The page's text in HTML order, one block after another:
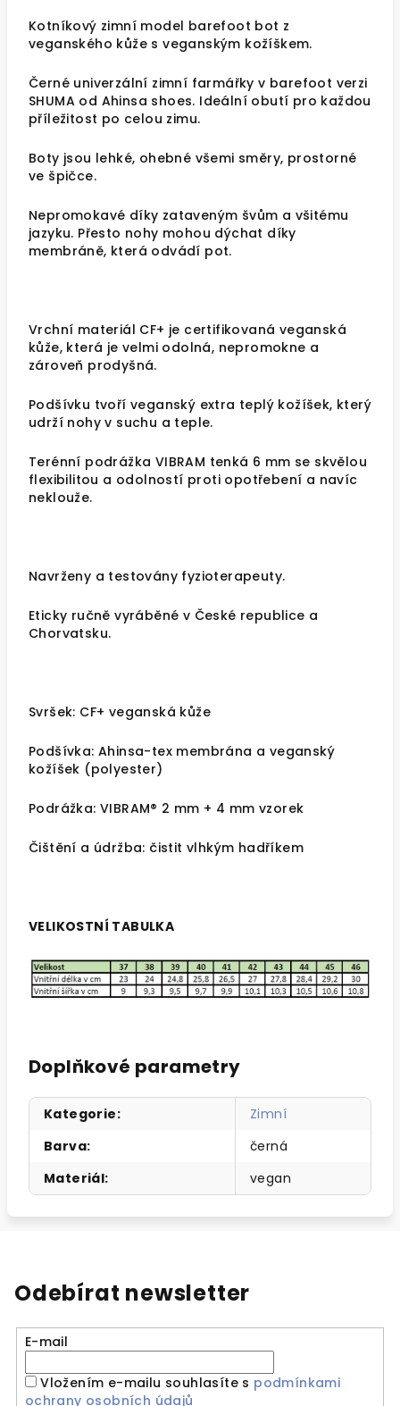
Kotníkový zimní model barefoot bot z
veganského kůže s veganským kožíškem.
Černé univerzální zimní farmářky v barefoot verzi
SHUMA od Ahinsa shoes. Ideální obutí pro každou
příležitost po celou zimu.
Boty jsou lehké, ohebné všemi směry, prostorné
ve špičce.
Nepromokavé díky zataveným švům a všitému
jazyku. Přesto nohy mohou dýchat díky
membráně, která odvádí pot.
Vrchní materiál CF+ je certifikovaná veganská
kůže, která je velmi odolná, nepromokne a
zároveň prodyšná.
Podšívku tvoří veganský extra teplý kožíšek, který
udrží nohy v suchu a teple.
Terénní podrážka VIBRAM tenká 6 mm se skvělou
flexibilitou a odolností proti opotřebení a navíc
neklouže.
Navrženy a testovány fyzioterapeuty.
Eticky ručně vyráběné v České republice a
Chorvatsku.
Svršek: CF+ veganská kůže
Podšívka: Ahinsa-tex membrána a veganský
kožíšek (polyester)
Podrážka: VIBRAM® 2 mm + 4 mm vzorek
Čištění a údržba: čistit vlhkým hadříkem
VELIKOSTNÍ TABULKA
Doplňkové parametry
Kategorie:
Zimní
Barva:
černá
Materiál: vegan
Odebírat newsletter
E-mail
Vložením e-mailu souhlasíte s podmínkami
ochrany osobních údajů